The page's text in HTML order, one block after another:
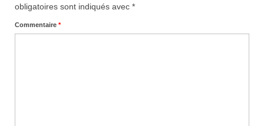
obligatoires sont indiqués avec *
Commentaire *